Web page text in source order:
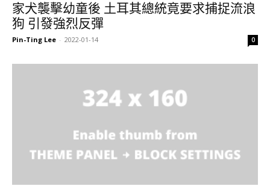
家犬襲擊幼童後 土耳其總統竟要求捕捉流浪
狗 引發強烈反彈
Pin-Ting Lee - 2022-01-14 0